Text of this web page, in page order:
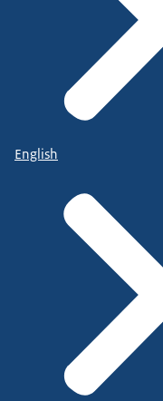
English